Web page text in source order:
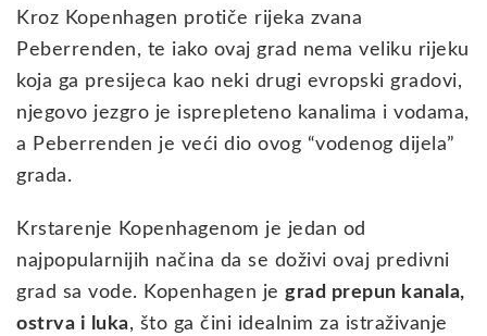
Kroz Kopenhagen protiče rijeka zvana
Peberrenden, te iako ovaj grad nema veliku rijeku
koja ga presijeca kao neki drugi evropski gradovi,
njegovo jezgro je isprepleteno kanalima i vodama,
a Peberrenden je veći dio ovog “vodenog dijela”
grada.
Krstarenje Kopenhagenom je jedan od
najpopularnijih načina da se doživi ovaj predivni
grad sa vode. Kopenhagen je grad prepun kanala,
ostrva i luka, što ga čini idealnim za istraživanje